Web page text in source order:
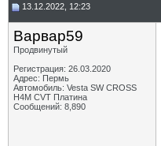
13.12.2022, 12:23
Варвар59
Продвинутый
Регистрация: 26.03.2020
Адрес: Пермь
Автомобиль: Vesta SW CROSS
H4M CVT Платина
Сообщений: 8,890